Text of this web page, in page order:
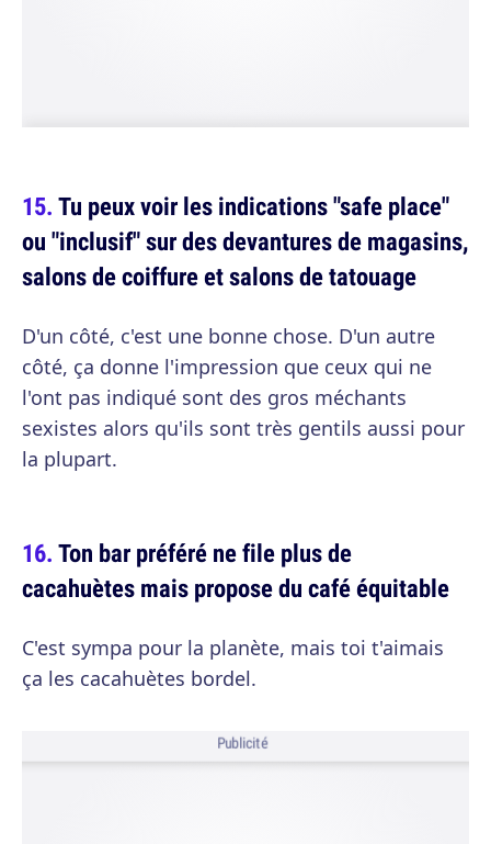
Tu peux voir les indications "safe place"
ou "inclusif" sur des devantures de magasins,
salons de coiffure et salons de tatouage
D'un côté, c'est une bonne chose. D'un autre
côté, ça donne l'impression que ceux qui ne
l'ont pas indiqué sont des gros méchants
sexistes alors qu'ils sont très gentils aussi pour
la plupart.
Ton bar préféré ne file plus de
cacahuètes mais propose du café équitable
C'est sympa pour la planète, mais toi t'aimais
ça les cacahuètes bordel.
Publicité